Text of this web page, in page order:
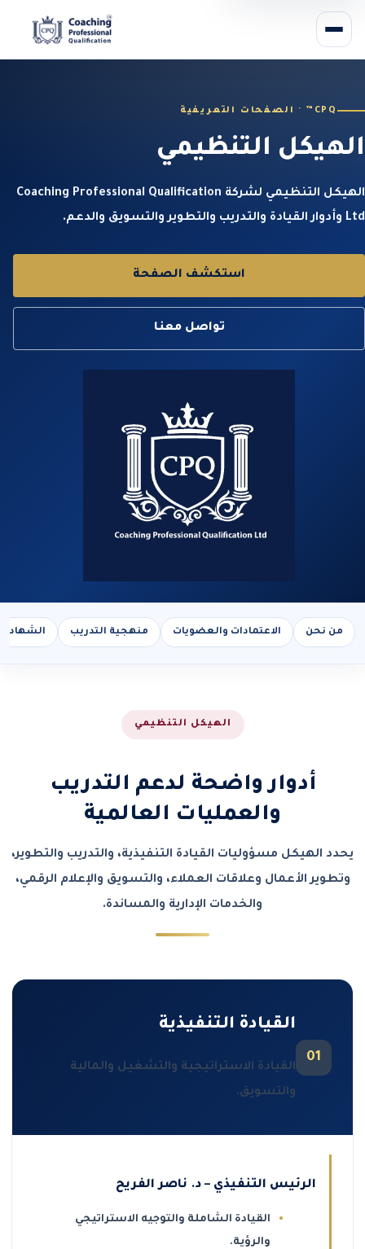
CPQ™ · الصفحات التعريفية
الهيكل التنظيمي
الهيكل التنظيمي لشركة Coaching Professional Qualification
Ltd وأدوار القيادة والتدريب والتطوير والتسويق والدعم.
استكشف الصفحة
تواصل معنا
من نحن الاعتمادات والعضويات منهجية التدريب
الهيكل التنظيمي
أدوار واضحة لدعم التدريب
والعمليات العالمية
يحدد الهيكل مسؤوليات القيادة التنفيذية، والتدريب والتطوير،
وتطوير الأعمال وعلاقات العملاء، والتسويق والإعلام الرقمي،
والخدمات الإدارية والمساندة.
01
القيادة التنفيذية
القيادة الاستراتيجية والتشغيل والمالية
والتسويق.
الرئيس التنفيذي – د. ناصر الفريح
القيادة الشاملة والتوجيه الاستراتيجي
والرؤية.